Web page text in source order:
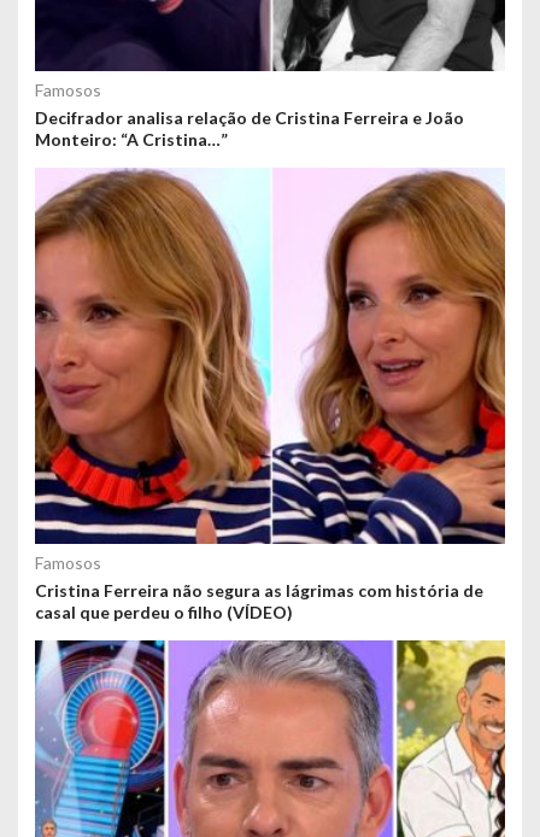
Famosos
Decifrador analisa relação de Cristina Ferreira e João
Monteiro: “A Cristina…”
Famosos
Cristina Ferreira não segura as lágrimas com história de
casal que perdeu o filho (VÍDEO)